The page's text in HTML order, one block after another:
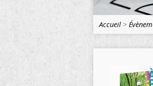
Accueil >